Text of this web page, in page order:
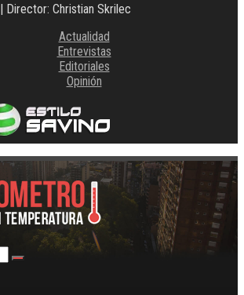
| Director: Christian Skrilec
Actualidad
Entrevistas
Editoriales
Opinión